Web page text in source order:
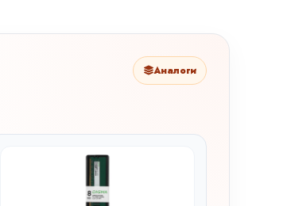
Аналоги